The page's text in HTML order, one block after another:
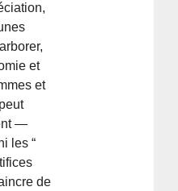
et
et
—
les “
de